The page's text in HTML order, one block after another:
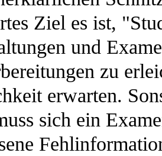
Ziel es ist,
und
zu
erwarten.
sich ein